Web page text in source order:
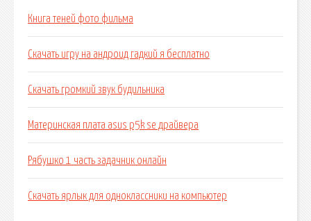
Книга теней фото фильма
Скачать игру на андроид гадкий я бесплатно
Скачать громкий звук будильника
Материнская плата asus p5k se драйвера
Рябушко 1 часть задачник онлайн
Скачать ярлык для одноклассники на компьютер